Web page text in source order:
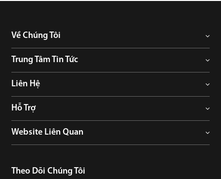
Về Chúng Tôi
Trung Tâm Tin Tức
Liên Hệ
Hỗ Trợ
Website Liên Quan
Theo Dõi Chúng Tôi